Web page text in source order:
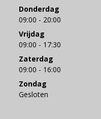
Donderdag
09:00 - 20:00
Vrijdag
09:00 - 17:30
Zaterdag
09:00 - 16:00
Zondag
Gesloten